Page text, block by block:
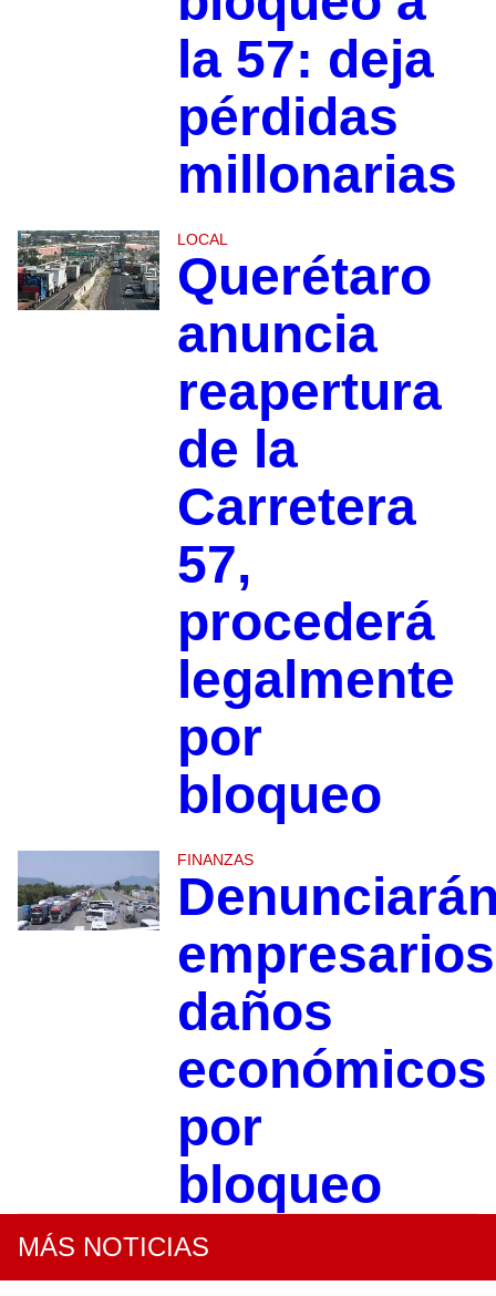
la 57: deja
pérdidas
millonarias
LOCAL
Querétaro
anuncia
reapertura
de la
Carretera
57,
procederá
legalmente
por
bloqueo
FINANZAS
empresarios
daños
económicos
por
bloqueo
MÁS NOTICIAS